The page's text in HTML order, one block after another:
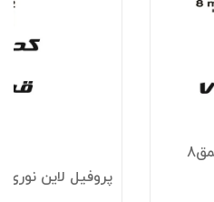
پروفیل لاین نوری کابینتی عمق8
پروفیل لاین نوری